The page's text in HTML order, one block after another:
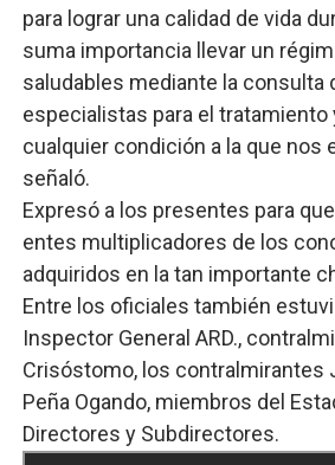
para lograr una calidad de vida
suma importancia llevar un
saludables mediante la consulta
especialistas para el tratamiento
cualquier condición a la que nos
señaló.
Expresó a los presentes para
entes multiplicadores de los
adquiridos en la tan importante
Entre los oficiales también
Inspector General ARD.,
Crisóstomo, los contralmirantes
Peña Ogando, miembros del
Directores y Subdirectores.